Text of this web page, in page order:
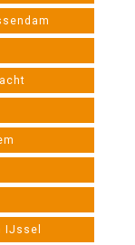
IJssel